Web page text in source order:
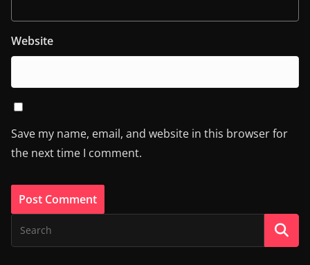
Website
Save my name, email, and website in this browser for
the next time I comment.